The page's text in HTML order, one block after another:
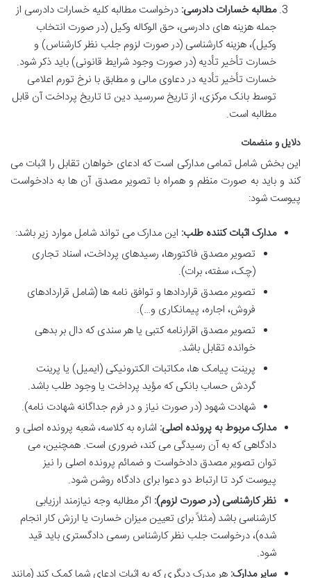
مطالبه خسارات دادرسی: درخواست مطالبه کلیه خسارات دادرسی از
جمله هزینه های دادرسی، حق الوکاله وکیل (در صورت انتخاب
وکیل)، هزینه کارشناسی (در صورت لزوم جلب نظر کارشناس) و
خسارت تأخیر تأدیه (در صورت وجود شرایط قانونی) باید ذکر شود.
خسارت تأخیر تأدیه در دعاوی مالی و مطابق با نرخ تورم اعلامی
توسط بانک مرکزی، از تاریخ سررسید دین تا تاریخ پرداخت آن قابل
مطالبه است.
دلایل و منضمات
این بخش شامل تمامی مدارکی است که ادعای خواهان تقابل را اثبات می
کند و باید به صورت منظم و همراه با تصویر مصدق آن ها به دادخواست
پیوست شود:
مدارک اثبات کننده طلب: این مدارک می تواند شامل موارد زیر باشد:
تصویر مصدق فاکتورها، رسیدهای پرداخت، اسناد تجاری
(چک، سفته، برات).
تصویر مصدق قراردادها و توافق نامه ها (شامل قراردادهای
فروش، اجاره، پیمانکاری و…).
تصویر مصدق اقرارنامه کتبی یا هر سندی که دال بر بدهی
خوانده تقابل باشد.
پرینت پیامک ها، مکاتبات الکترونیکی (ایمیل) یا پرینت
گردش حساب بانکی که مؤید پرداخت یا وجود طلب باشد.
شهادت شهود (در صورت نیاز و در فرم جداگانه شهادت نامه).
مدارک مربوط به پرونده اصلی: اشاره به کلاسه، شعبه پرونده اصلی و
دادگاهی که به آن رسیدگی می کند، ضروری است. همچنین، می
توان تصویر مصدق دادخواست و ضمائم پرونده اصلی را نیز
پیوست کرد تا ارتباط دو دعوا برای دادگاه روشن شود.
نظر کارشناسی (در صورت لزوم): اگر مطالبه وجه نیازمند ارزیابی
کارشناسی باشد (مثلاً برای تعیین میزان خسارت یا ارزش کار انجام
شده)، درخواست جلب نظر کارشناس رسمی دادگستری باید قید
شود.
سایر مدارک: هر مدرک دیگری که به اثبات ادعای شما کمک کند (مانند